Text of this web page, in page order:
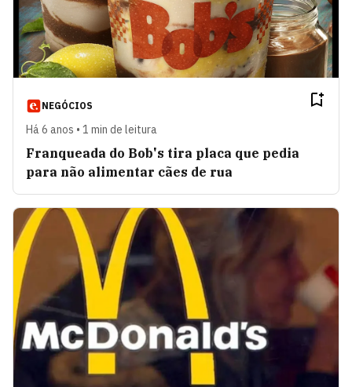
NEGÓCIOS
Há 6 anos • 1 min de leitura
Franqueada do Bob's tira placa que pedia
para não alimentar cães de rua